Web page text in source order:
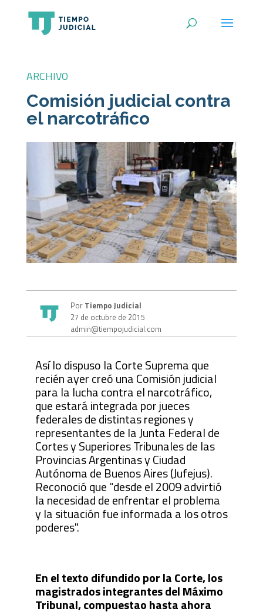
ARCHIVO
Comisión judicial contra
el narcotráfico
PorTiempo Judicial
27 de octubre de 2015
admin@tiempojudicial.com
Así lo dispuso la Corte Suprema que
recién ayer creó una Comisión judicial
para la lucha contra el narcotráfico,
que estará integrada por jueces
federales de distintas regiones y
representantes de la Junta Federal de
Cortes y Superiores Tribunales de las
Provincias Argentinas y Ciudad
Autónoma de Buenos Aires (Jufejus).
Reconoció que "desde el 2009 advirtió
la necesidad de enfrentar el problema
y la situación fue informada a los otros
poderes".
En el texto difundido por la Corte, los
magistrados integrantes del Máximo
Tribunal, compuestao hasta ahora